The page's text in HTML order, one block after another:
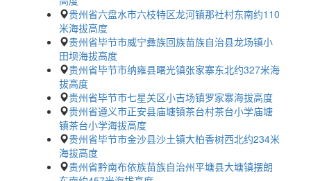
贵州省六盘水市六枝特区龙河镇那社村东南约110
米海拔高度
贵州省毕节市威宁彝族回族苗族自治县龙场镇小
田坝海拔高度
贵州省毕节市纳雍县曙光镇张家寨东北约327米海
拔高度
贵州省毕节市七星关区小吉场镇罗家寨海拔高度
贵州省遵义市正安县庙塘镇茶台村茶台小学庙塘
镇茶台小学海拔高度
贵州省毕节市金沙县沙土镇大柏香树西北约234米
海拔高度
贵州省黔南布依族苗族自治州平塘县大塘镇摆朗